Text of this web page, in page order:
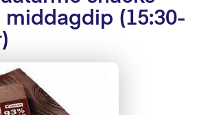
(15:30-